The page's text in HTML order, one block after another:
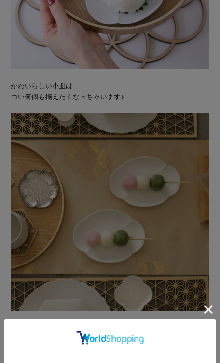
かわいらしい小皿は
つい何個も揃えたくなっちゃいます♪
デザートタイムにちょうど良いサイズ